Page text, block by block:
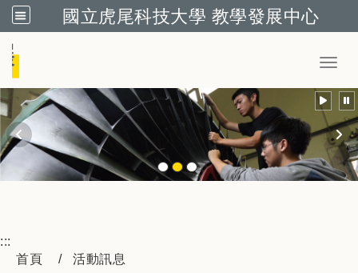
國立虎尾科技大學 教學發展中心
:::
首頁
活動訊息